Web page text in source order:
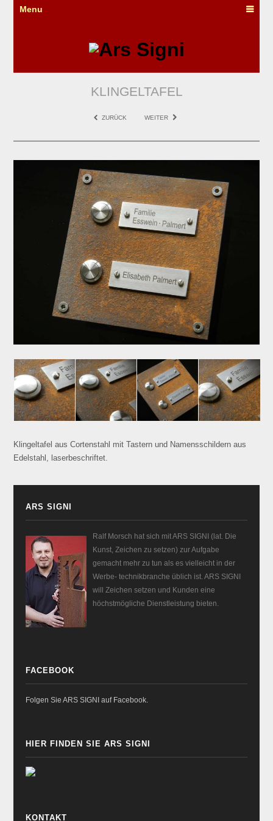
Menu
KLINGELTAFEL
ZURÜCK WEITER
Klingeltafel aus Cortenstahl mit Tastern und Namensschildern aus
Edelstahl, laserbeschriftet.
ARS SIGNI
Ralf Morsch hat sich mit ARS SIGNI (lat. Die
Kunst, Zeichen zu setzen) zur Aufgabe
gemacht mehr zu tun als es vielleicht in der
Werbe- technikbranche üblich ist. ARS SIGNI
will Zeichen setzen und Kunden eine
höchstmögliche Dienstleistung bieten.
FACEBOOK
Folgen Sie ARS SIGNI auf Facebook.
HIER FINDEN SIE ARS SIGNI
KONTAKT